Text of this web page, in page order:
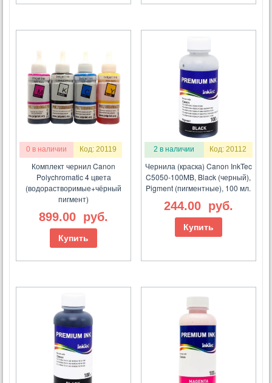
0 в наличии Код: 20119
Комплект чернил Canon
Polychromatic 4 цвета
(водорастворимые+чёрный
пигмент)
899.00 руб.
Купить
2 в наличии Код: 20112
Чернила (краска) Canon InkTec
C5050-100MB, Black (черный),
Pigment (пигментные), 100 мл.
244.00 руб.
Купить